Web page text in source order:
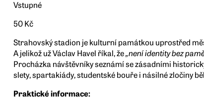
Vstupné
50 Kč
Strahovský stadion je kulturní památkou uprostřed
A jelikož už Václav Havel říkal, že„není identity bez
Procházka návštěvníky seznámí se zásadními
slety, spartakiády, studentské bouře i násilné zločiny
Praktické informace: